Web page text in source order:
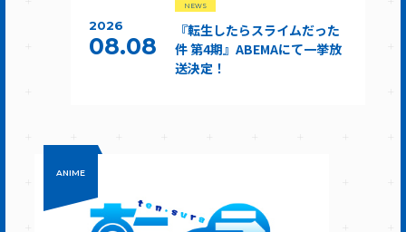
2026
08.08
NEWS
『転生したらスライムだった
件 第4期』ABEMAにて一挙放
送決定！
ANIME